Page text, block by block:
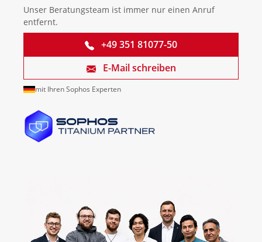
Unser Beratungsteam ist immer nur einen Anruf
entfernt.
+49 351 81077-50
E-Mail schreiben
mit Ihren Sophos Experten